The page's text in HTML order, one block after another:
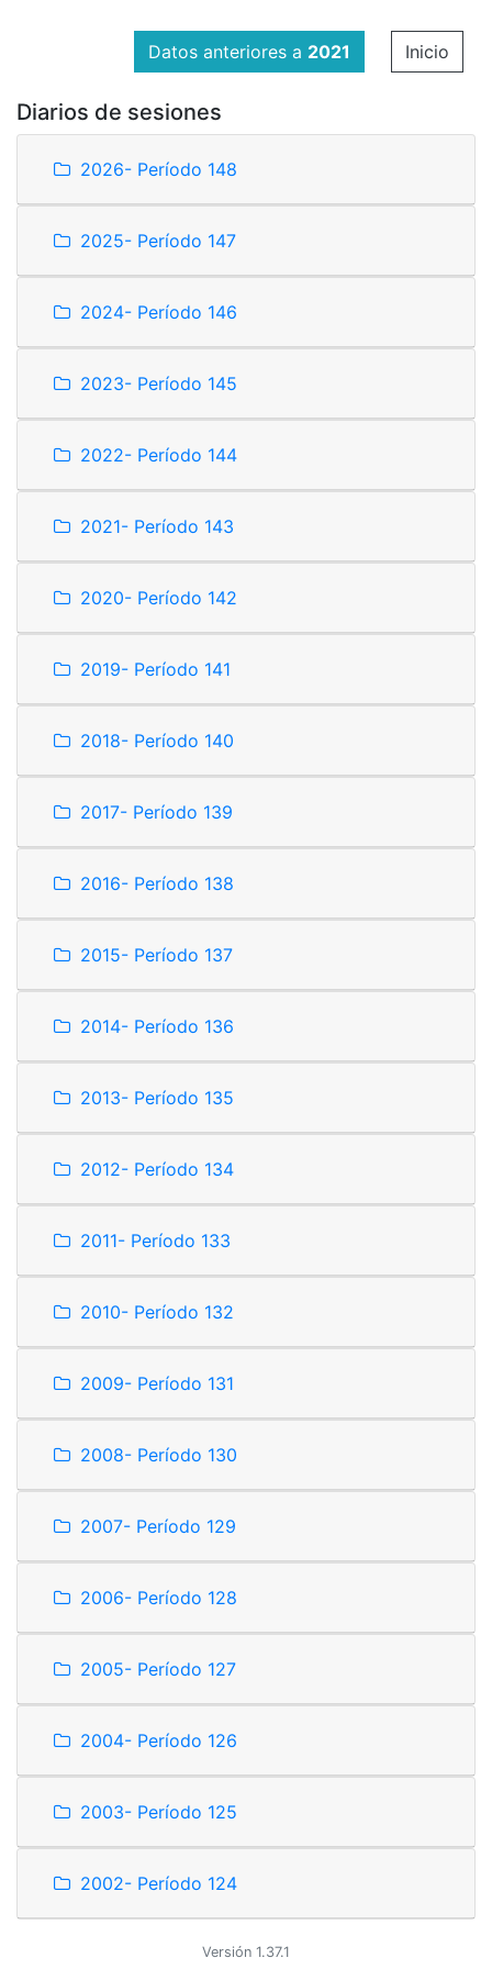
Datos anteriores a 2021 Inicio
Diarios de sesiones
2026- Período 148
2025- Período 147
2024- Período 146
2023- Período 145
2022- Período 144
2021- Período 143
2020- Período 142
2019- Período 141
2018- Período 140
2017- Período 139
2016- Período 138
2015- Período 137
2014- Período 136
2013- Período 135
2012- Período 134
2011- Período 133
2010- Período 132
2009- Período 131
2008- Período 130
2007- Período 129
2006- Período 128
2005- Período 127
2004- Período 126
2003- Período 125
2002- Período 124
Versión 1.37.1